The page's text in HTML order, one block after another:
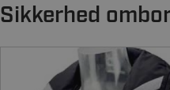
Sikkerhed